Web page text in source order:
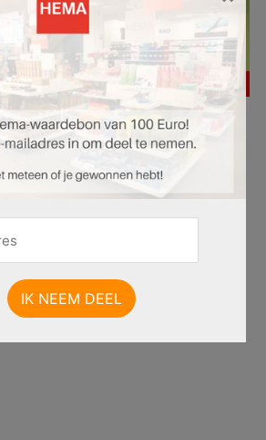
van de HEMA folder, geldig van